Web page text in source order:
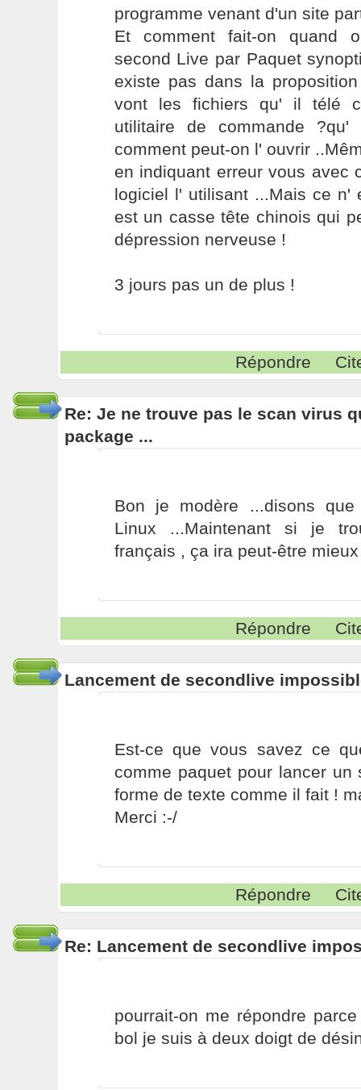
programme venant d'un site
Et comment fait-on quand
second Live par Paquet
existe pas dans la
vont les fichiers qu' il télé
utilitaire de commande
comment peut-on l' ouvrir
en indiquant erreur vous avec
logiciel l' utilisant ...Mais ce n'
est un casse tête chinois qui
dépression nerveuse !
3 jours pas un de plus !
Répondre
Re: Je ne trouve pas le scan virus
package ...
Bon je modère ...disons
Linux ...Maintenant si je
français , ça ira peut-être
Répondre
Lancement de secondlive
Est-ce que vous savez ce
comme paquet pour lancer
forme de texte comme il fait !
Merci :-/
Répondre
Re: Lancement de secondlive
pourrait-on me répondre
bol je suis à deux doigt de